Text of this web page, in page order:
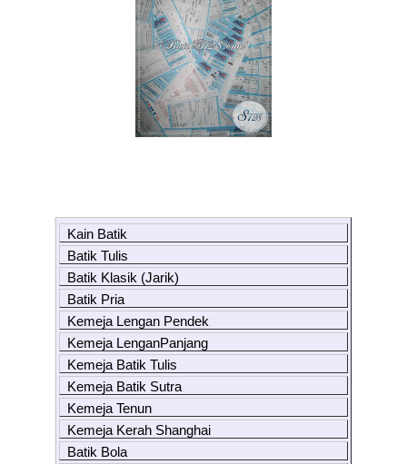
Kain Batik
Batik Tulis
Batik Klasik (Jarik)
Batik Pria
Kemeja Lengan Pendek
Kemeja LenganPanjang
Kemeja Batik Tulis
Kemeja Batik Sutra
Kemeja Tenun
Kemeja Kerah Shanghai
Batik Bola